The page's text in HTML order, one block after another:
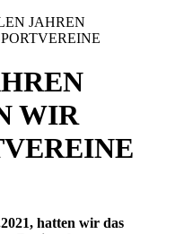
JAHREN
WIR
hatten wir das